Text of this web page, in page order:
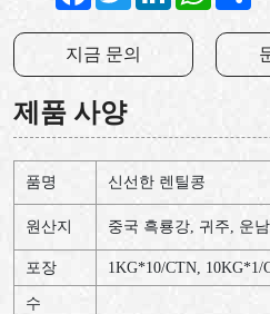
지금 문의
제품 사양
품명 신선한 렌틸콩
원산지 중국 흑룡강, 귀주, 운남
포장 1KG*10/CTN,
수